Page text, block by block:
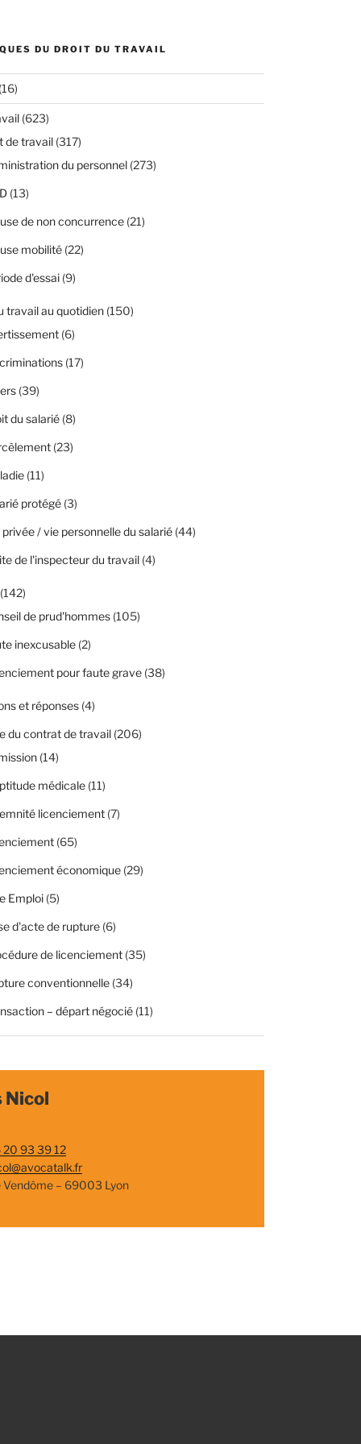
DU DROIT DU TRAVAIL
(623)
de travail(317)
du personnel(273)
(13)
de non concurrence(21)
mobilité(22)
d'essai(9)
travail au quotidien(150)
(6)
(17)
(39)
du salarié(8)
(23)
(11)
protégé(3)
/ vie personnelle du salarié(44)
de l'inspecteur du travail(4)
de prud'hommes(105)
inexcusable(2)
pour faute grave(38)
et réponses(4)
du contrat de travail(206)
(14)
médicale(11)
licenciement(7)
(65)
économique(29)
Emploi(5)
d'acte de rupture(6)
de licenciement(35)
conventionnelle(34)
– départ négocié(11)
Nicol
93 39 12
Vendôme – 69003 Lyon